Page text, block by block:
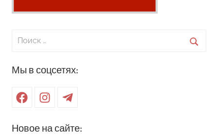
Поиск
Мы в соцсетях:
FacebookInstagramTelegram
Новое на сайте: